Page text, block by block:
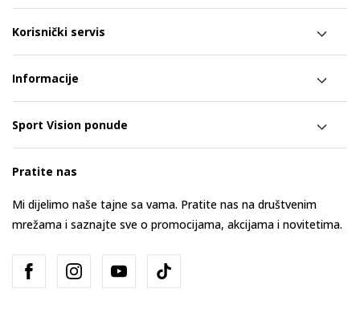
Korisnički servis
Informacije
Sport Vision ponude
Pratite nas
Mi dijelimo naše tajne sa vama. Pratite nas na društvenim
mrežama i saznajte sve o promocijama, akcijama i novitetima.